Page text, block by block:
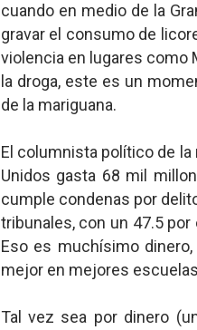
cuando en medio de la
gravar el consumo de
violencia en lugares como
la droga, este es un
de la mariguana.
El columnista político de
Unidos gasta 68 mil
cumple condenas por
tribunales, con un 47.5
Eso es muchísimo
mejor en mejores
Tal vez sea por dinero